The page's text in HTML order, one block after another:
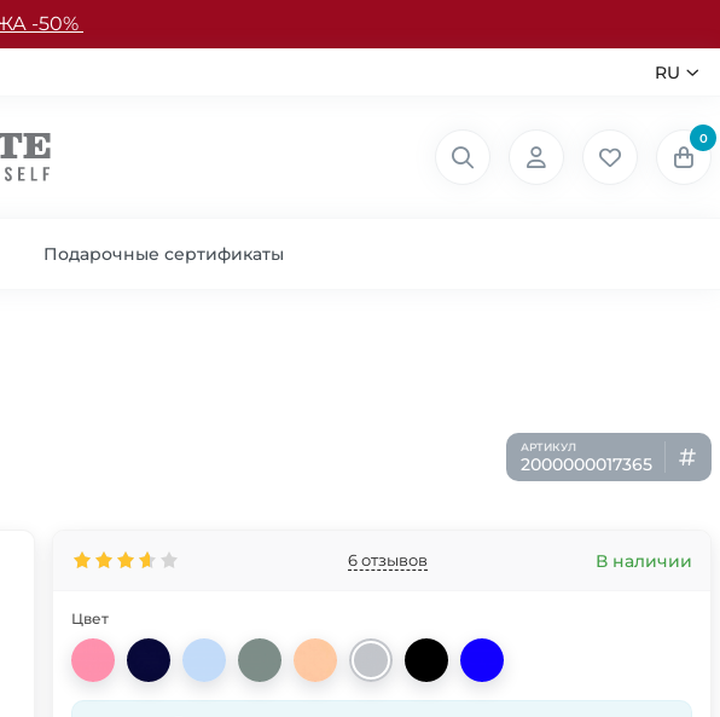
-50%
RU
0
Подарочные сертификаты
2000000017365
6 отзывов В наличии
Цвет